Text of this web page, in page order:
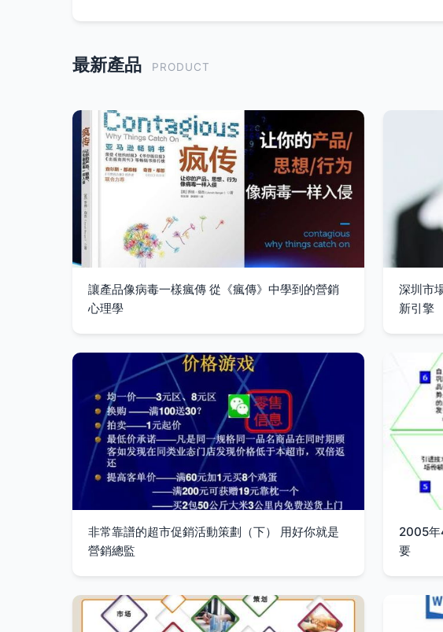
最新產品 PRODUCT
讓產品像病毒一樣瘋傳 從《瘋傳》中學到的營銷
心理學
深圳市
新引擎
非常靠譜的超市促銷活動策劃（下） 用好你就是
營銷總監
2005年
要